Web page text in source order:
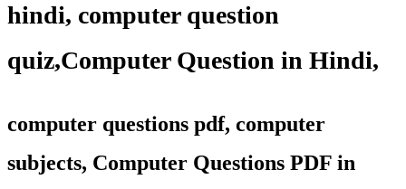
hindi, computer question
quiz,Computer Question in Hindi,
computer questions pdf, computer
subjects, Computer Questions PDF in